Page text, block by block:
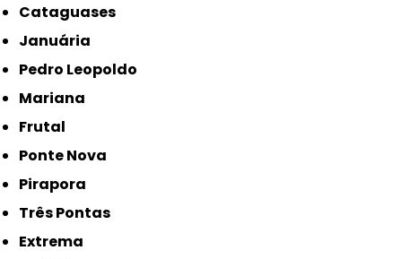
Cataguases
Januária
Pedro Leopoldo
Mariana
Frutal
Ponte Nova
Pirapora
Três Pontas
Extrema